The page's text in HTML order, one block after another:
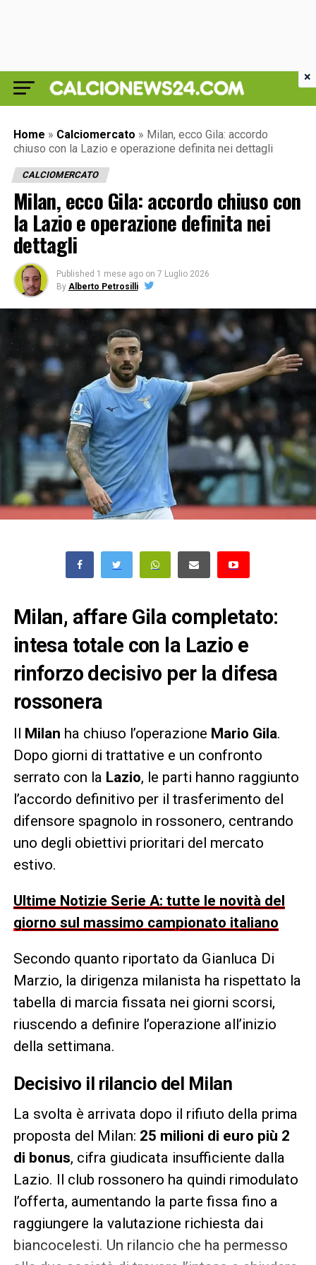
Home » Calciomercato » Milan, ecco Gila: accordo
chiuso con la Lazio e operazione definita nei dettagli
CALCIOMERCATO
Milan, ecco Gila: accordo chiuso con
la Lazio e operazione definita nei
dettagli
Published 1 mese ago on 7 Luglio 2026
By Alberto Petrosilli
Milan, affare Gila completato:
intesa totale con la Lazio e
rinforzo decisivo per la difesa
rossonera
Milan ha chiuso l’operazione Mario Gila.
Dopo giorni di trattative e un confronto
serrato con la Lazio, le parti hanno raggiunto
l’accordo definitivo per il trasferimento del
difensore spagnolo in rossonero, centrando
uno degli obiettivi prioritari del mercato
estivo.
Ultime Notizie Serie A: tutte le novità del
giorno sul massimo campionato italiano
Secondo quanto riportato da Gianluca Di
Marzio, la dirigenza milanista ha rispettato la
tabella di marcia fissata nei giorni scorsi,
riuscendo a definire l’operazione all’inizio
della settimana.
Decisivo il rilancio del Milan
La svolta è arrivata dopo il rifiuto della prima
proposta del Milan: 25 milioni di euro più 2
di bonus, cifra giudicata insufficiente dalla
Lazio. Il club rossonero ha quindi rimodulato
l’offerta, aumentando la parte fissa fino a
raggiungere la valutazione richiesta dai
biancocelesti. Un rilancio che ha permesso
×